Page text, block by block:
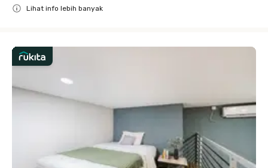
Lihat info lebih banyak